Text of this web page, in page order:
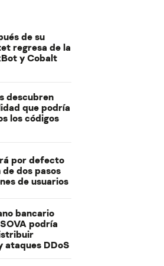
de su
regresa de la
y Cobalt
descubren
que podría
los códigos
por defecto
dos pasos
de usuarios
bancario
podría
ataques DDoS